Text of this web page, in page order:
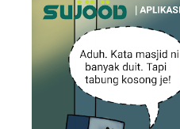
Tutorial : Top of The Page
Tutorial : Letak Link Dalam
Tutorial : Pop-up Window
Semuanya Sudah
Tutorial : Link Exchange
"1st-GiVeaWaY ConTesT
Erin & Elia : 1st Combined
Contest Blog Saya Kemas